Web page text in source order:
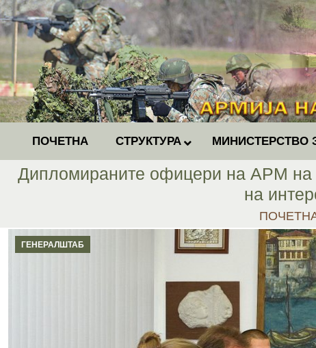
ПОЧЕТНА СТРУКТУРА МИНИСТЕРСТВО
Дипломираните офицери на АРМ на
на
You are
ГЕНЕРАЛШТАБ